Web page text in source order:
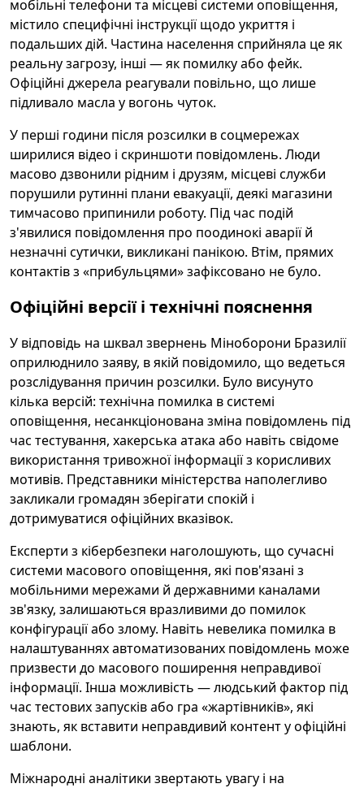
мобільні телефони та місцеві системи оповіщення,
містило специфічні інструкції щодо укриття і
подальших дій. Частина населення сприйняла це як
реальну загрозу, інші — як помилку або фейк.
Офіційні джерела реагували повільно, що лише
підливало масла у вогонь чуток.
У перші години після розсилки в соцмережах
ширилися відео і скриншоти повідомлень. Люди
масово дзвонили рідним і друзям, місцеві служби
порушили рутинні плани евакуації, деякі магазини
тимчасово припинили роботу. Під час подій
з'явилися повідомлення про поодинокі аварії й
незначні сутички, викликані панікою. Втім, прямих
контактів з «прибульцями» зафіксовано не було.
Офіційні версії і технічні пояснення
У відповідь на шквал звернень Міноборони Бразилії
оприлюднило заяву, в якій повідомило, що ведеться
розслідування причин розсилки. Було висунуто
кілька версій: технічна помилка в системі
оповіщення, несанкціонована зміна повідомлень під
час тестування, хакерська атака або навіть свідоме
використання тривожної інформації з корисливих
мотивів. Представники міністерства наполегливо
закликали громадян зберігати спокій і
дотримуватися офіційних вказівок.
Експерти з кібербезпеки наголошують, що сучасні
системи масового оповіщення, які пов'язані з
мобільними мережами й державними каналами
зв'язку, залишаються вразливими до помилок
конфігурації або злому. Навіть невелика помилка в
налаштуваннях автоматизованих повідомлень може
призвести до масового поширення неправдивої
інформації. Інша можливість — людський фактор під
час тестових запусків або гра «жартівників», які
знають, як вставити неправдивий контент у офіційні
шаблони.
Міжнародні аналітики звертають увагу і на